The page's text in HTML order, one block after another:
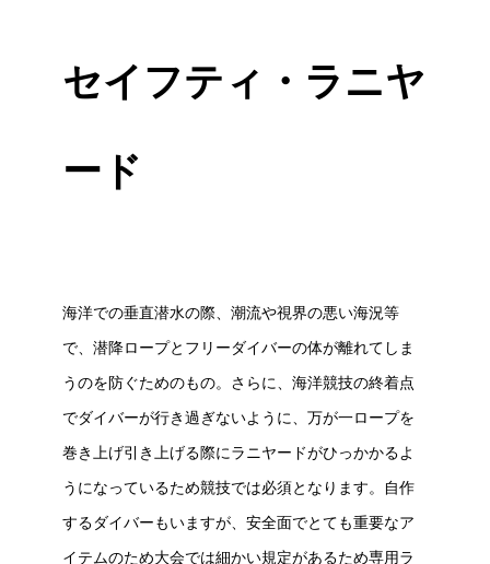
セイフティ・ラニヤ
ード
海洋での垂直潜水の際、潮流や視界の悪い海況等
で、潜降ロープとフリーダイバーの体が離れてしま
うのを防ぐためのもの。さらに、海洋競技の終着点
でダイバーが行き過ぎないように、万が一ロープを
巻き上げ引き上げる際にラニヤードがひっかかるよ
うになっているため競技では必須となります。自作
するダイバーもいますが、安全面でとても重要なア
イテムのため大会では細かい規定があるため専用ラ